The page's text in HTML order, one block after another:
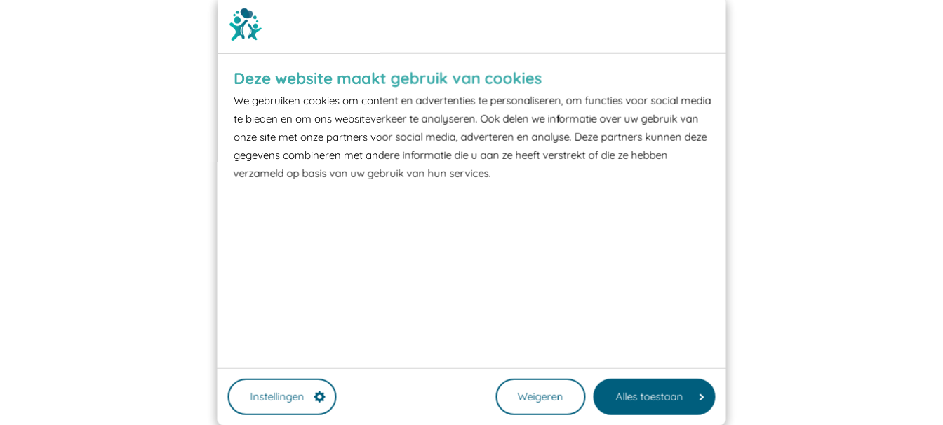
Deze website maakt gebruik van cookies
We gebruiken cookies om content en advertenties te personaliseren, om functies voor social media
te bieden en om ons websiteverkeer te analyseren. Ook delen we informatie over uw gebruik van
onze site met onze partners voor social media, adverteren en analyse. Deze partners kunnen deze
gegevens combineren met andere informatie die u aan ze heeft verstrekt of die ze hebben
verzameld op basis van uw gebruik van hun services.
Instellingen Weigeren Alles toestaan